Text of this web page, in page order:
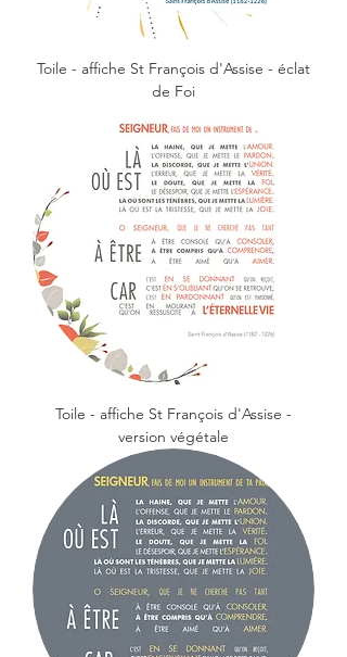
Toile - affiche St François d'Assise - éclat
de Foi
Toile - affiche St François d'Assise -
version végétale